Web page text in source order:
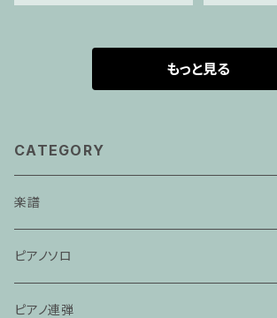
もっと見る
CATEGORY
楽譜
ピアノソロ
ピアノ連弾